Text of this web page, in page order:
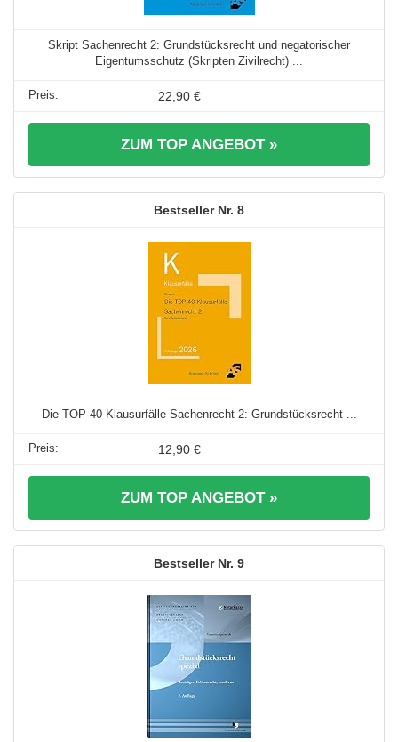
Skript Sachenrecht 2: Grundstücksrecht und negatorischer
Eigentumsschutz (Skripten Zivilrecht) ...
22,90 €
ZUM TOP ANGEBOT »
8
Die TOP 40 Klausurfälle Sachenrecht 2: Grundstücksrecht ...
12,90 €
ZUM TOP ANGEBOT »
9